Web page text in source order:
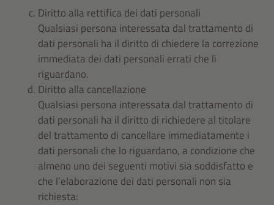
Diritto alla rettifica dei dati personali
Qualsiasi persona interessata dal trattamento di
dati personali ha il diritto di chiedere la correzione
immediata dei dati personali errati che li
riguardano.
Diritto alla cancellazione
Qualsiasi persona interessata dal trattamento di
dati personali ha il diritto di richiedere al titolare
del trattamento di cancellare immediatamente i
dati personali che lo riguardano, a condizione che
almeno uno dei seguenti motivi sia soddisfatto e
che l’elaborazione dei dati personali non sia
richiesta: